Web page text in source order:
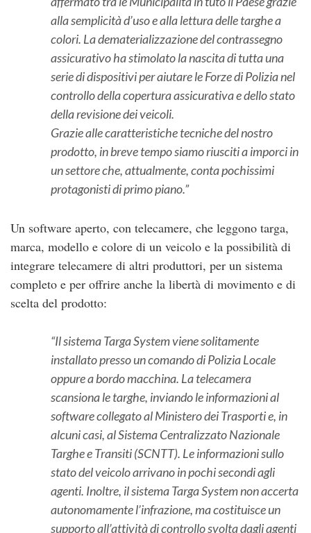
alla semplicità d’uso e alla lettura delle targhe a
colori. La dematerializzazione del contrassegno
assicurativo ha stimolato la nascita di tutta una
serie di dispositivi per aiutare le Forze di Polizia nel
controllo della copertura assicurativa e dello stato
della revisione dei veicoli.
Grazie alle caratteristiche tecniche del nostro
prodotto, in breve tempo siamo riusciti a imporci in
un settore che, attualmente, conta pochissimi
protagonisti di primo piano.
Un software aperto, con telecamere, che leggono targa,
marca, modello e colore di un veicolo e la possibilità di
integrare telecamere di altri produttori, per un sistema
completo e per offrire anche la libertà di movimento e di
scelta del prodotto:
Il sistema Targa System viene solitamente
installato presso un comando di Polizia Locale
oppure a bordo macchina. La telecamera
scansiona le targhe, inviando le informazioni al
software collegato al Ministero dei Trasporti e, in
alcuni casi, al Sistema Centralizzato Nazionale
Targhe e Transiti (SCNTT). Le informazioni sullo
stato del veicolo arrivano in pochi secondi agli
agenti. Inoltre, il sistema Targa System non accerta
autonomamente l’infrazione, ma costituisce un
supporto all’attività di controllo svolta dagli agenti